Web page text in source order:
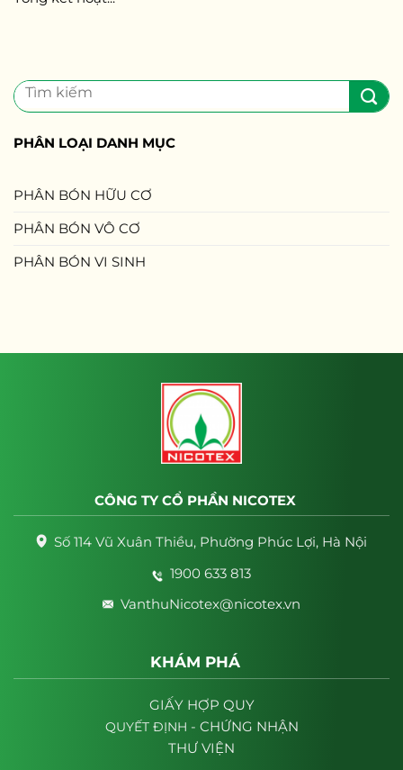
Tìm
kiếm:
PHÂN LOẠI DANH MỤC
PHÂN BÓN HỮU CƠ
PHÂN BÓN VÔ CƠ
PHÂN BÓN VI SINH
CÔNG TY CỔ PHẦN NICOTEX
Số 114 Vũ Xuân Thiều, Phường Phúc Lợi, Hà Nội
1900 633 813
VanthuNicotex@nicotex.vn
KHÁM PHÁ
GIẤY HỢP QUY
QUYẾT ĐỊNH - CHỨNG NHẬN
THƯ VIỆN